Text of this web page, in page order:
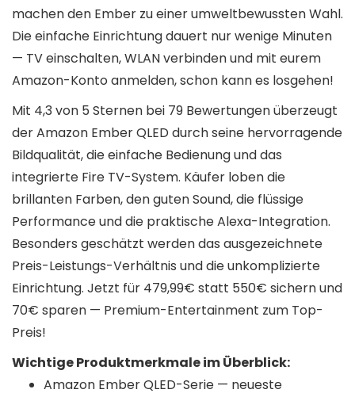
machen den Ember zu einer umweltbewussten Wahl.
Die einfache Einrichtung dauert nur wenige Minuten
— TV einschalten, WLAN verbinden und mit eurem
Amazon-Konto anmelden, schon kann es losgehen!
Mit 4,3 von 5 Sternen bei 79 Bewertungen überzeugt
der Amazon Ember QLED durch seine hervorragende
Bildqualität, die einfache Bedienung und das
integrierte Fire TV-System. Käufer loben die
brillanten Farben, den guten Sound, die flüssige
Performance und die praktische Alexa-Integration.
Besonders geschätzt werden das ausgezeichnete
Preis-Leistungs-Verhältnis und die unkomplizierte
Einrichtung. Jetzt für 479,99€ statt 550€ sichern und
70€ sparen — Premium-Entertainment zum Top-
Preis!
Wichtige Produktmerkmale im Überblick:
Amazon Ember QLED-Serie — neueste